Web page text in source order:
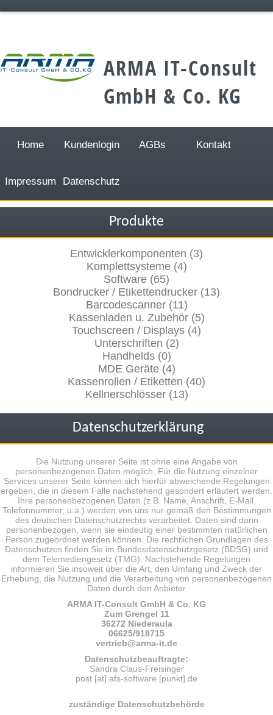
ARMA IT-Consult
GmbH & Co. KG
Home Kundenlogin AGBs Kontakt
Impressum Datenschutz
Produkte
Entwicklerkomponenten (3)
Komplettsysteme (4)
Software (65)
Bondrucker / Etikettendrucker (13)
Barcodescanner (11)
Kassenladen u. Zubehör (5)
Touchscreen / Displays (4)
Unterschriften (2)
Handhelds (0)
MDE Geräte (4)
Kassenrollen / Etiketten (40)
Kellnerschlösser (13)
Datenschutzerklärung
Die Nutzung unserer Seite ist ohne eine Angabe von
personenbezogenen Daten möglich. Für die Nutzung einzelner
Services unserer Seite können sich hierfür abweichende Regelungen
ergeben, die in diesem Falle nachstehend gesondert erläutert werden.
Ihre personenbezogenen Daten (z.B. Name, Anschrift, E-Mail,
Telefonnummer, u.ä.) werden von uns nur gemäß den Bestimmungen
des deutschen Datenschutzrechts verarbeitet. Daten sind dann
personenbezogen, wenn sie eindeutig einer bestimmten natürlichen
Person zugeordnet werden können. Die rechtlichen Grundlagen des
Datenschutzes finden Sie im Bundesdatenschutzgesetz (BDSG) und
dem Telemediengesetz (TMG). Nachstehende Regelungen
informieren Sie insoweit über die Art, den Umfang und Zweck der
Erhebung, die Nutzung und die Verarbeitung von personenbezogenen
Daten durch den Anbieter
ARMA IT-Consult GmbH & Co. KG
Zum Grengel 11
36272 Niederaula
06625/918715
vertrieb@arma-it.de
Datenschutzbeauftragte:
Sandra Claus-Freisinger
post [at] afs-software [punkt] de
zuständige Datenschutzbehörde